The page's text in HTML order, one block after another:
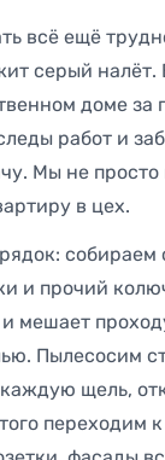
всё ещё
серый
доме за
работ и
Мы не
в цех.
собираем
и прочий
мешает
Пылесосим
щель,
переходим